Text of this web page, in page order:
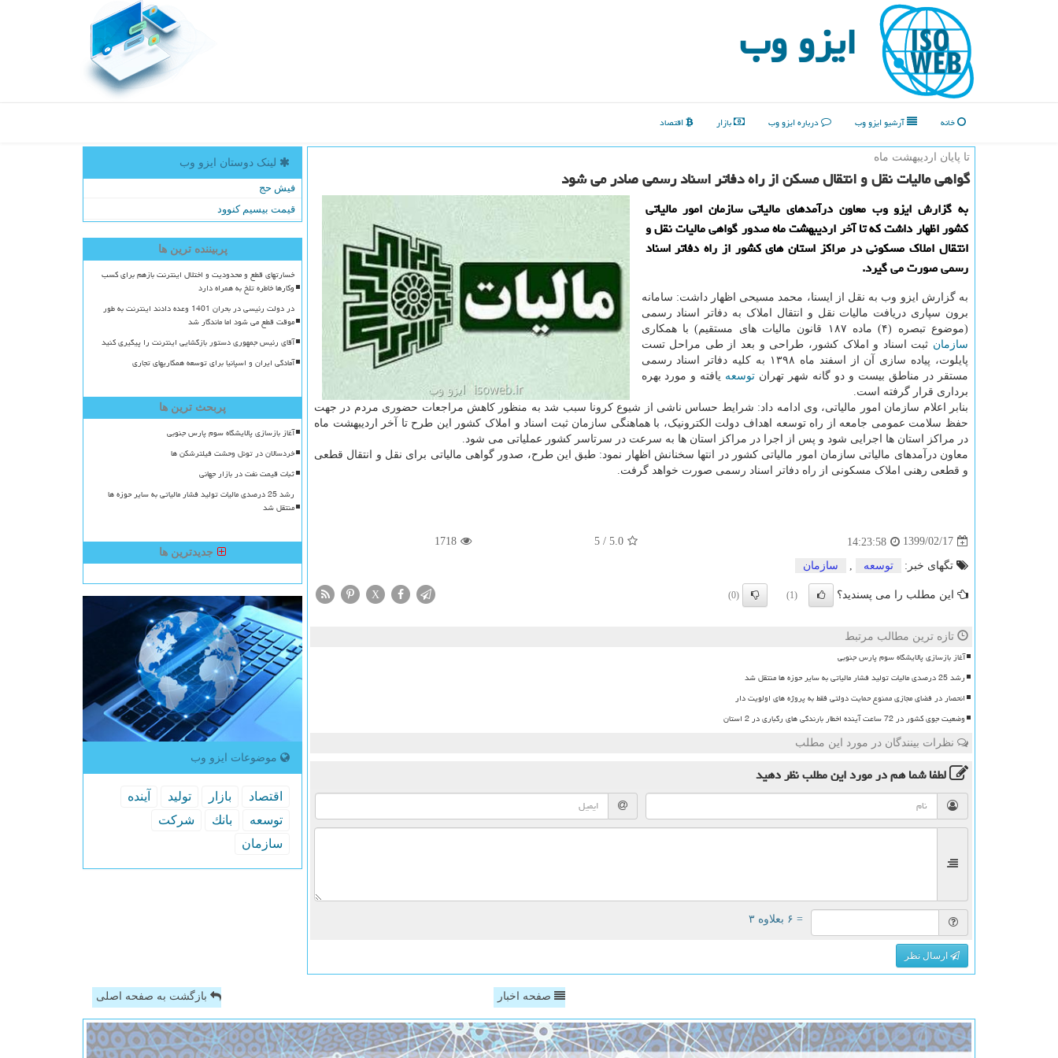
ایزو وب
خانه آرشیو ایزو وب درباره ایزو وب بازار اقتصاد
تا پایان اردیبهشت ماه
گواهی مالیات نقل و انتقال مسكن از راه دفاتر اسناد رسمی صادر می شود
به گزارش ایزو وب معاون درآمدهای مالیاتی سازمان امور مالیاتی
كشور اظهار داشت كه تا آخر اردیبهشت ماه صدور گواهی مالیات نقل و
انتقال املاك مسكونی در مراكز استان های كشور از راه دفاتر اسناد
رسمی صورت می گیرد.
به گزارش ایزو وب به نقل از ایسنا، محمد مسیحی اظهار داشت: سامانه
برون سپاری دریافت مالیات نقل و انتقال املاک به دفاتر اسناد رسمی
(موضوع تبصره (۴) ماده ۱۸۷ قانون مالیات های مستقیم) با همکاری
سازمان ثبت اسناد و املاک کشور، طراحی و بعد از طی مراحل تست
پایلوت، پیاده سازی آن از اسفند ماه ۱۳۹۸ به کلیه دفاتر اسناد رسمی
مستقر در مناطق بیست و دو گانه شهر تهران توسعه یافته و مورد بهره
برداری قرار گرفته است.
بنابر اعلام سازمان امور مالیاتی، وی ادامه داد: شرایط حساس ناشی از شیوع کرونا سبب شد به منظور کاهش مراجعات حضوری مردم در جهت
حفظ سلامت عمومی جامعه از راه توسعه اهداف دولت الکترونیک، با هماهنگی سازمان ثبت اسناد و املاک کشور این طرح تا آخر اردیبهشت ماه
در مراکز استان ها اجرایی شود و پس از اجرا در مراکز استان ها به سرعت در سرتاسر کشور عملیاتی می شود.
معاون درآمدهای مالیاتی سازمان امور مالیاتی کشور در انتها سخنانش اظهار نمود: طبق این طرح، صدور گواهی مالیاتی برای نقل و انتقال قطعی
و قطعی رهنی املاک مسکونی از راه دفاتر اسناد رسمی صورت خواهد گرفت.
1399/02/17
14:23:58
5.0
/
5
1718
تگهای خبر: توسعه سازمان
این مطلب را می پسندید؟ (1)
(0)
X
تازه ترین مطالب مرتبط
آغاز بازسازی پالایشگاه سوم پارس جنوبی
رشد 25 درصدی مالیات تولید فشار مالیاتی به سایر حوزه ها منتقل شد
انحصار در فضای مجازی ممنوع حمایت دولتی فقط به پروژه های اولویت دار
وضعیت جوی کشور در 72 ساعت آینده اخطار بارندگی های رگباری در 2 استان
نظرات بینندگان در مورد این مطلب
لطفا شما همدر مورد این مطلبنظر دهید
= ۶ بعلاوه ۳
ارسال نظر
لینک دوستان ایزو وب
فیش حج
قیمت بیسیم کنوود
پربیننده ترین ها
خسارتهای قطع و محدودیت و اختلال اینترنت بازهم برای کسب
وکارها خاطره تلخ به همراه دارد
در دولت رئیسی در بحران 1401 وعده دادند اینترنت به طور
موقت قطع می شود اما ماندگار شد
آقای رئیس جمهوری دستور بازگشایی اینترنت را پیگیری کنید
آمادگی ایران و اسپانیا برای توسعه همکاریهای تجاری
پربحث ترین ها
آغاز بازسازی پالایشگاه سوم پارس جنوبی
خردسالان در تونل وحشت فیلترشکن ها
ثبات قیمت نفت در بازار جهانی
رشد 25 درصدی مالیات تولید فشار مالیاتی به سایر حوزه ها
منتقل شد
جدیدترین ها
موضوعات ایزو وب
اقتصاد بازار تولید
آینده
توسعه
بانك
شركت
سازمان
صفحه اخبار بازگشت به صفحه اصلی